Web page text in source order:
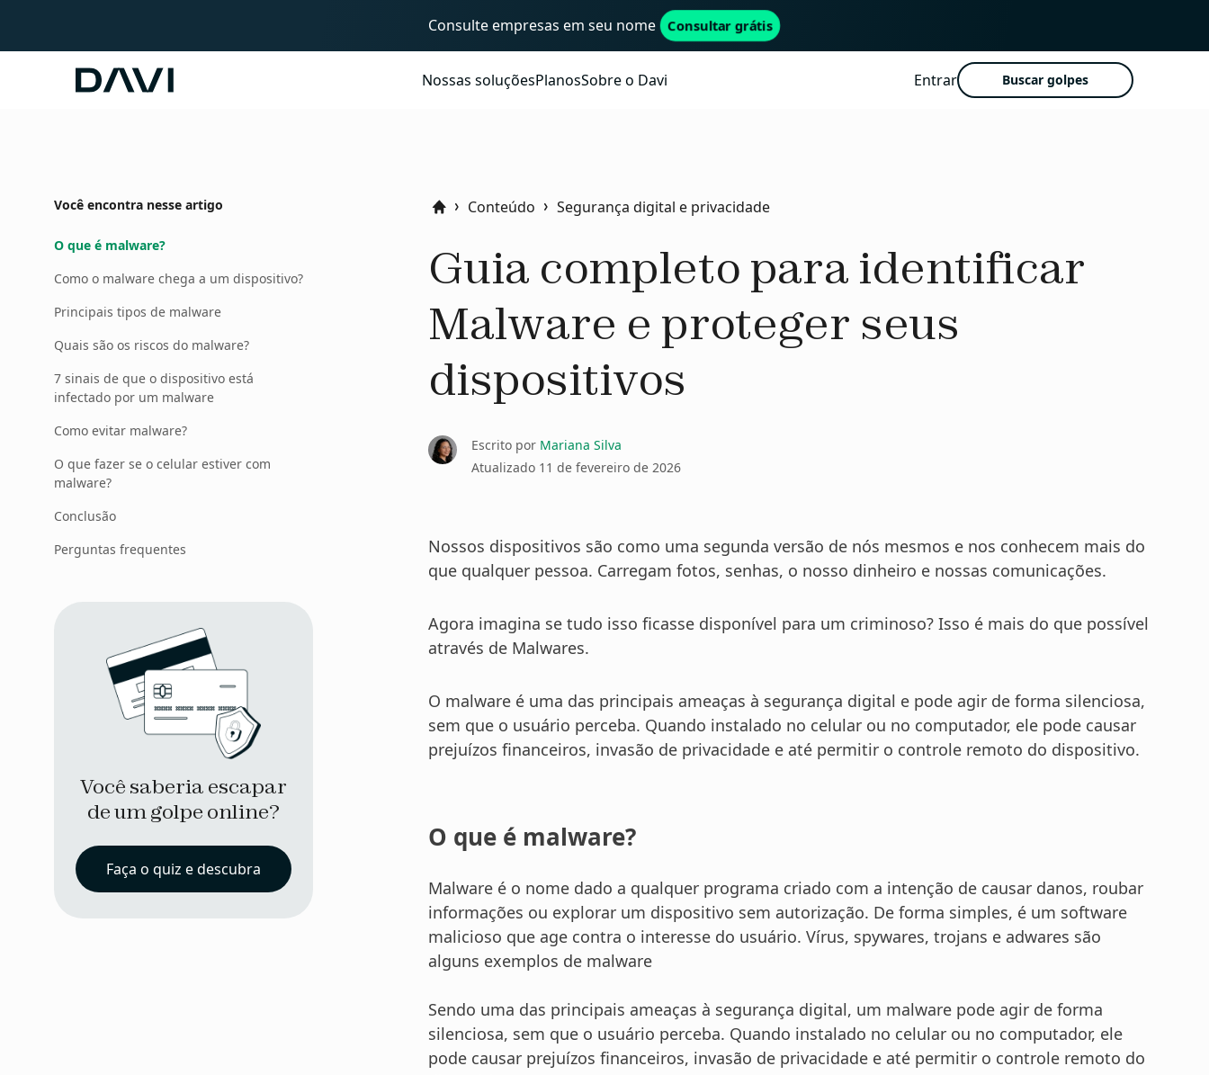
Consulte empresas em seu nome Consultar grátis
Davi Nossas soluçõesPlanosSobre o Davi Entrar Buscar golpes
Você encontra nesse artigo
O que é malware?
Como o malware chega a um dispositivo?
Principais tipos de malware
Quais são os riscos do malware?
7 sinais de que o dispositivo está
infectado por um malware
Como evitar malware?
O que fazer se o celular estiver com
malware?
Conclusão
Perguntas frequentes
Você saberia escapar
de um golpe online?
Faça o quiz e descubra
HomeConteúdo Segurança digital e privacidade
Guia completo para identificar
Malware e proteger seus
dispositivos
Escrito por Mariana Silva
Atualizado 11 de fevereiro de 2026
Nossos dispositivos são como uma segunda versão de nós mesmos e nos conhecem mais do
que qualquer pessoa. Carregam fotos, senhas, o nosso dinheiro e nossas comunicações.
Agora imagina se tudo isso ficasse disponível para um criminoso? Isso é mais do que possível
através de Malwares.
O malware é uma das principais ameaças à segurança digital e pode agir de forma silenciosa,
sem que o usuário perceba. Quando instalado no celular ou no computador, ele pode causar
prejuízos financeiros, invasão de privacidade e até permitir o controle remoto do dispositivo.
O que é malware?
Malware é o nome dado a qualquer programa criado com a intenção de causar danos, roubar
informações ou explorar um dispositivo sem autorização. De forma simples, é um software
malicioso que age contra o interesse do usuário. Vírus, spywares, trojans e adwares são
alguns exemplos de malware
Sendo uma das principais ameaças à segurança digital, um malware pode agir de forma
silenciosa, sem que o usuário perceba. Quando instalado no celular ou no computador, ele
pode causar prejuízos financeiros, invasão de privacidade e até permitir o controle remoto do